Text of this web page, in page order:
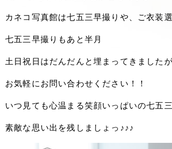
カネコ写真館は七五三早撮りや、ご衣装
七五三早撮りもあと半月
土日祝日はだんだんと埋まってきました
お気軽にお問い合わせください！！
いつ見ても心温まる笑顔いっぱいの七五
素敵な思い出を残しましょっ♪♪♪